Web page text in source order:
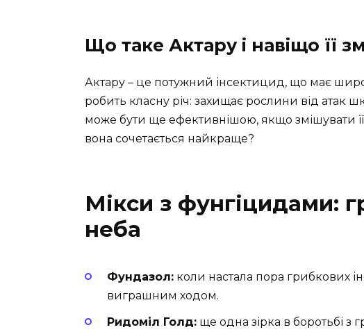
Що таке Актару і навіщо її
Актару – це потужний інсектицид, що має
робить класну річ: захищає рослини від атак
може бути ще ефективнішою, якщо змішувати
вона сочетається найкраще?
Мікси з фунгіцидами:
неба
Фундазол: коли настала пора грибкових
виграшним ходом.
Ридоміл Голд: ще одна зірка в боротьбі